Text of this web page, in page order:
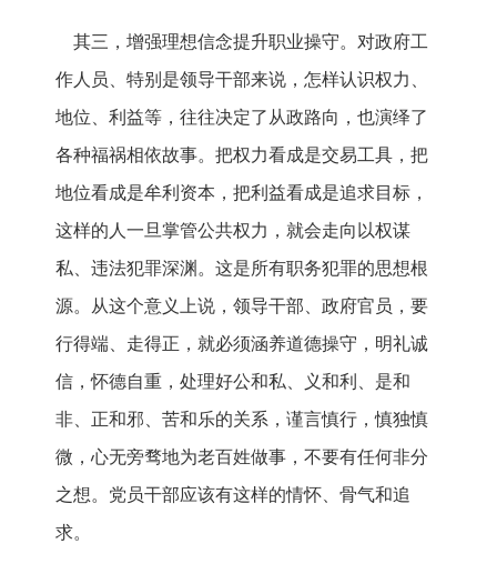
其三，增强理想信念提升职业操守。对政府工
作人员、特别是领导干部来说，怎样认识权力、
地位、利益等，往往决定了从政路向，也演绎了
各种福祸相依故事。把权力看成是交易工具，把
地位看成是牟利资本，把利益看成是追求目标，
这样的人一旦掌管公共权力，就会走向以权谋
私、违法犯罪深渊。这是所有职务犯罪的思想根
源。从这个意义上说，领导干部、政府官员，要
行得端、走得正，就必须涵养道德操守，明礼诚
信，怀德自重，处理好公和私、义和利、是和
非、正和邪、苦和乐的关系，谨言慎行，慎独慎
微，心无旁骛地为老百姓做事，不要有任何非分
之想。党员干部应该有这样的情怀、骨气和追
求。